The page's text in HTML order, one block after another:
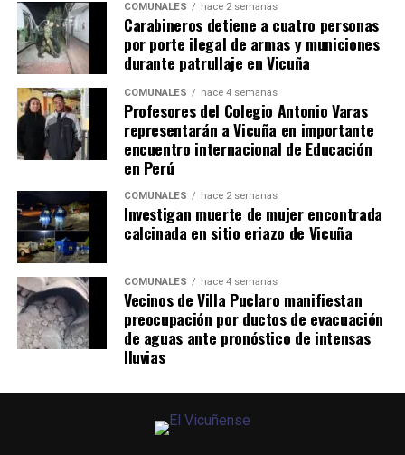
COMUNALES hace 2 semanas
Carabineros detiene a cuatro personas
por porte ilegal de armas y municiones
durante patrullaje en Vicuña
COMUNALES hace 4 semanas
Profesores del Colegio Antonio Varas
representarán a Vicuña en importante
encuentro internacional de Educación
en Perú
COMUNALES hace 2 semanas
Investigan muerte de mujer encontrada
calcinada en sitio eriazo de Vicuña
COMUNALES hace 4 semanas
Vecinos de Villa Puclaro manifiestan
preocupación por ductos de evacuación
de aguas ante pronóstico de intensas
lluvias